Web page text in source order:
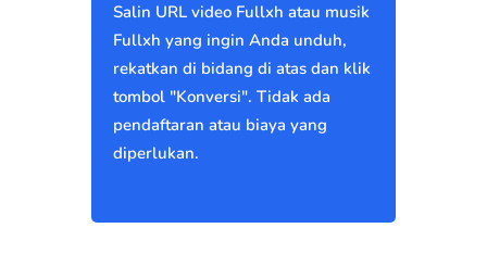
Salin URL video Fullxh atau musik
Fullxh yang ingin Anda unduh,
rekatkan di bidang di atas dan klik
tombol "Konversi". Tidak ada
pendaftaran atau biaya yang
diperlukan.